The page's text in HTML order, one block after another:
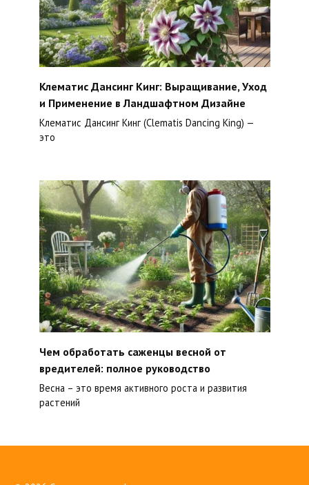
Клематис Дансинг Кинг: Выращивание, Уход
и Применение в Ландшафтном Дизайне
Клематис Дансинг Кинг (Clematis Dancing King) —
это
Чем обработать саженцы весной от
вредителей: полное руководство
Весна – это время активного роста и развития
растений